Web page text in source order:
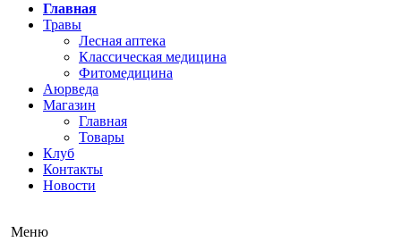
Главная
Травы
Лесная аптека
Классическая медицина
Фитомедицина
Аюрведа
Магазин
Главная
Товары
Клуб
Контакты
Новости
Меню